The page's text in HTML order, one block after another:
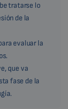
tratarse lo
de la
evaluar la
que va
fase de la